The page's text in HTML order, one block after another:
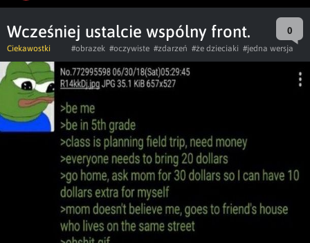
Wcześniej ustalcie wspólny front. 0
Ciekawostki #obrazek #oczywiste #zdarzeń #że dzieciaki #jedna wersja